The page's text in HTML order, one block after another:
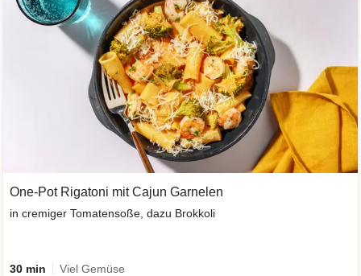
One-Pot Rigatoni mit Cajun Garnelen
in cremiger Tomatensoße, dazu Brokkoli
30 min Viel Gemüse